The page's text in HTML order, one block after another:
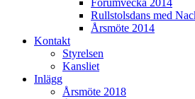
Rullstolsdans med
Årsmöte 2014
Kontakt
Styrelsen
Kansliet
Inlägg
Årsmöte 2018